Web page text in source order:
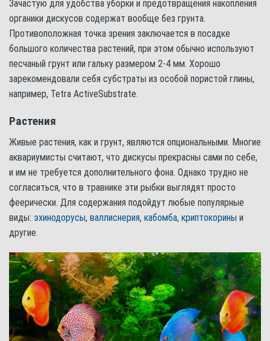
Зачастую для удобства уборки и предотвращения накопления
органики дискусов содержат вообще без грунта.
Противоположная точка зрения заключается в посадке
большого количества растений, при этом обычно используют
песчаный грунт или гальку размером 2-4 мм. Хорошо
зарекомендовали себя субстраты из особой пористой глины,
например, Tetra ActiveSubstrate.
Растения
Живые растения, как и грунт, являются опциональными. Многие
аквариумисты считают, что дискусы прекрасны сами по себе,
и им не требуется дополнительного фона. Однако трудно не
согласиться, что в травнике эти рыбки выглядят просто
феерически. Для содержания подойдут любые популярные
виды: эхинодорусы, валлиснерия, кабомба, криптокорины и
другие.